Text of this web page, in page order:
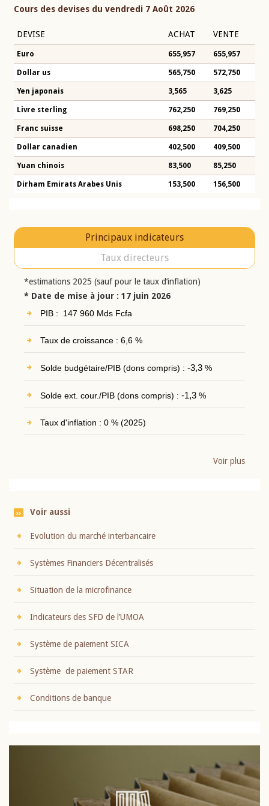
Cours des devises du vendredi 7 Août 2026
DEVISE ACHAT VENTE
Euro 655,957 655,957
Dollar us 565,750 572,750
Yen japonais 3,565 3,625
Livre sterling 762,250 769,250
Franc suisse 698,250 704,250
Dollar canadien 402,500 409,500
Yuan chinois 83,500 85,250
Dirham Emirats Arabes Unis 153,500 156,500
Principaux indicateurs
Taux directeurs
*estimations 2025 (sauf pour le taux d’inflation)
* Date de mise à jour : 17 juin 2026
PIB : 147 960 Mds Fcfa
Taux de croissance : 6,6 %
Solde budgétaire/PIB (dons compris) : -3,3%
Solde ext. cour./PIB (dons compris) : -1,3%
Taux d'inflation : 0 % (2025)
Voir plus
Voir aussi
Evolution du marché interbancaire
Systèmes Financiers Décentralisés
Situation de la microfinance
Indicateurs des SFD de l’UMOA
Système de paiement SICA
Système de paiement STAR
Conditions de banque